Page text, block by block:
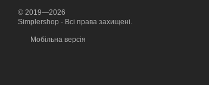
© 2019—2026
Simplershop - Всі права захищені.
Мобільна версія